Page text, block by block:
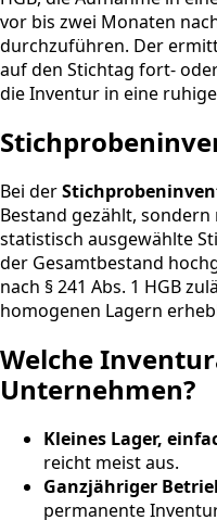
vor bis zwei Monaten
durchzuführen. Der
auf den Stichtag fort-
die Inventur in eine
Bei der
Bestand gezählt,
statistisch ausgewählte
der Gesamtbestand
nach § 241 Abs. 1 HGB
homogenen Lagern
Welche
Unternehmen?
Kleines Lager,
reicht meist aus.
Ganzjähriger
permanente